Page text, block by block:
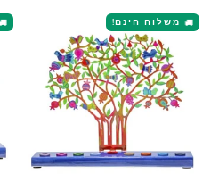
🚚 משלוח חינם! 🚚